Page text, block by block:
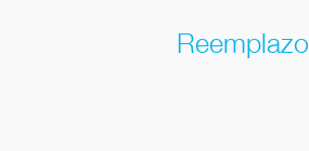
Reemplazo